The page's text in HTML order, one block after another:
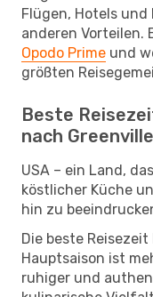
Flügen, Hotels und
anderen Vorteilen.
Opodo Prime und
größten
Beste
nach
USA – ein Land,
köstlicher Küche
hin zu
Die beste
Hauptsaison ist
ruhiger und